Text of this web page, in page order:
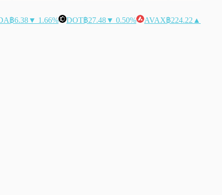
฿6.38▼ 1.66% DOT฿27.48▼ 0.50% AVAX฿224.22 ▲